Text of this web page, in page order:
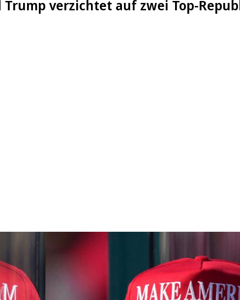
Trump verzichtet auf zwei Top-